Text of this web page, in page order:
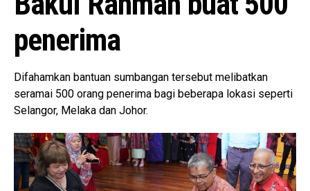
penerima
Difahamkan bantuan sumbangan tersebut melibatkan
seramai 500 orang penerima bagi beberapa lokasi seperti
Selangor, Melaka dan Johor.